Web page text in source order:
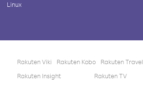
Linux
Rakuten Viki Rakuten Kobo Rakuten Travel
Rakuten Insight
Rakuten TV